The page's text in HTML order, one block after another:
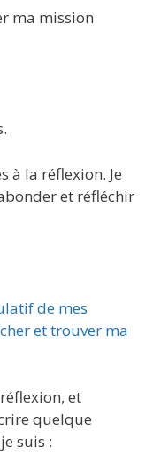
ma mission
à la réflexion. Je
et réfléchir
de mes
et trouver ma
et
quelque
suis :